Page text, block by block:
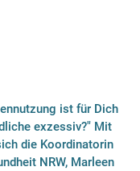
ist für Dich
exzessiv?" Mit
die Koordinatorin
NRW, Marleen